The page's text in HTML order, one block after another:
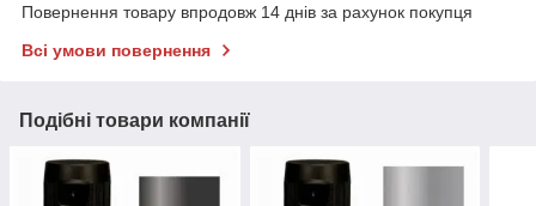
Повернення товару впродовж 14 днів за рахунок покупця
Всі умови повернення
Подібні товари компанії